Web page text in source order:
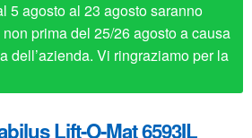
child
5 agosto al 23 agosto saranno
prima del 25/26 agosto a causa
dell’azienda. Vi ringraziamo per la
Lift-O-Mat 6593IL